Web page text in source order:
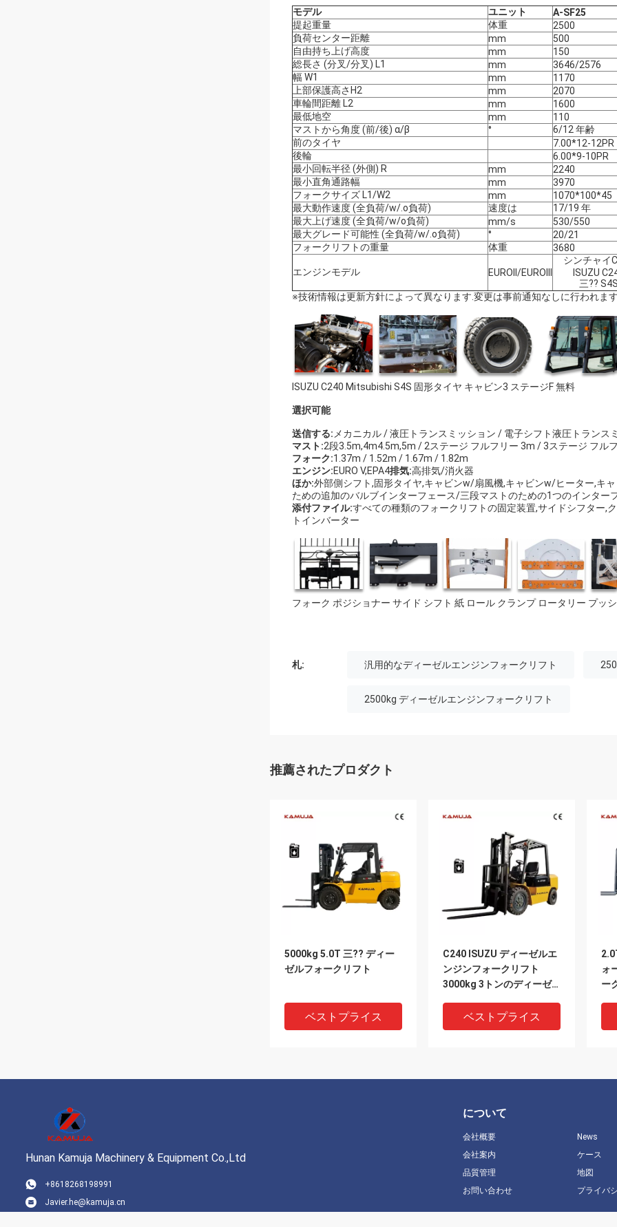
モデル ユニット A-SF25
提起重量
体重
2500
負荷センター距離
mm
500
自由持ち上げ高度
mm
150
総長さ (分叉/分叉) L1
mm
3646/2576
幅 W1
mm
1170
上部保護高さH2
mm
2070
車輪間距離 L2
mm
1600
最低地空
mm
110
マストから角度 (前/後) α/β
°
6/12 年齢
前のタイヤ
7.00*12-12PR
後輪
6.00*9-10PR
最小回転半径 (外側) R
mm
2240
最小直角通路幅
mm
3970
フォークサイズ L1/W2
mm
1070*100*45
最大動作速度 (全負荷/w/.o負荷)
速度は
17/19 年
最大上げ速度 (全負荷/w/o負荷)
mm/s
530/550
最大グレード可能性 (全負荷/w/.o負荷)
°
20/21
フォークリフトの重量
体重 3680
エンジンモデル EUROII/EUROIII
シンチャイ
ISUZU
三?? S4S
※技術情報は更新方針によって異なります.変更は事前通知なしに行われます.
ISUZU C240 Mitsubishi S4S 固形タイヤ キャビン3 ステージF 無料
選択可能
送信する: メカニカル / 液圧トランスミッション / 電子シフト液圧トランス
マスト:2段3.5m,4m4.5m,5m / 2ステージ フルフリー 3m / 3ステージ フル
フォーク:1.37m / 1.52m / 1.67m / 1.82m
エンジン:EURO V,EPA4排気:高排気/消火器
ほか:外部側シフト,固形タイヤ,キャビンw/扇風機,キャビンw/ヒーター,キ
ための追加のバルブインターフェース/三段マストのための1つのインター
添付ファイル:すべての種類のフォークリフトの固定装置,サイドシフター,
トインバーター
フォーク ポジショナー サイド シフト 紙 ロール クランプ ロータリー プッ
札: 汎用的なディーゼルエンジンフォークリフト
2500kg ディーゼルエンジンフォークリフト
推薦されたプロダクト
5000kg 5.0T 三?? ディー
ゼルフォークリフト
ベストプライス
C240 ISUZU ディーゼルエ
ンジンフォークリフト
3000kg 3トンのディーゼ
ベストプライス
ォ
ー
35トンの重力フォークリフ
40T重型フォークリフト
Hunan Kamuja Machinery & Equipment Co.,Ltd
+8618268198991
Javier.he@kamuja.cn
について
会社概要
会社案内
品質管理
お問い合わせ
News
ケース
地図
プライバ